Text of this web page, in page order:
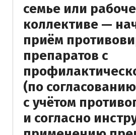
семье или
коллективе —
приём
препаратов с
(по
с учётом
и согласно